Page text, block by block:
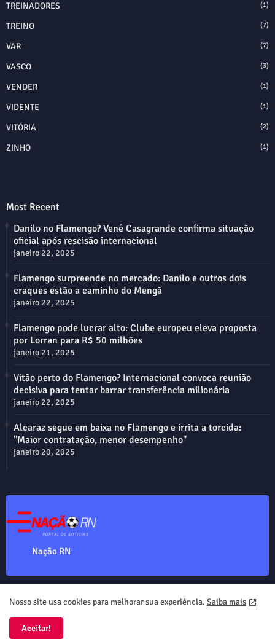
TREINADORES (1)
TREINO (7)
VAR (7)
VASCO (3)
VENDER (1)
VIDENTE (1)
VITÓRIA (2)
ZINHO (1)
Most Recent
Danilo no Flamengo? Venê Casagrande confirma situação
oficial após rescisão internacional
janeiro 22, 2025
Flamengo surpreende no mercado: Danilo e outros dois
craques estão a caminho do Mengã
janeiro 22, 2025
Flamengo pode lucrar alto: Clube europeu eleva proposta
por Lorran para R$ 50 milhões
janeiro 21, 2025
Vitão perto do Flamengo? Internacional convoca reunião
decisiva para tentar barrar transferência milionária
janeiro 22, 2025
Alcaraz segue em baixa no Flamengo e irrita a torcida:
"Maior contratação, menor desempenho"
janeiro 20, 2025
Nação RN
Home About Contact us Privacy Policy
Nosso site usa cookies para melhorar sua experiência. Saiba mais
Aceitar!